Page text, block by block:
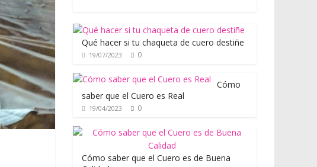
Qué hacer si tu chaqueta de cuero destiñe
19/07/2023 0
Cómo
saber que el Cuero es Real
19/04/2023 0
Cómo saber que el Cuero es de Buena